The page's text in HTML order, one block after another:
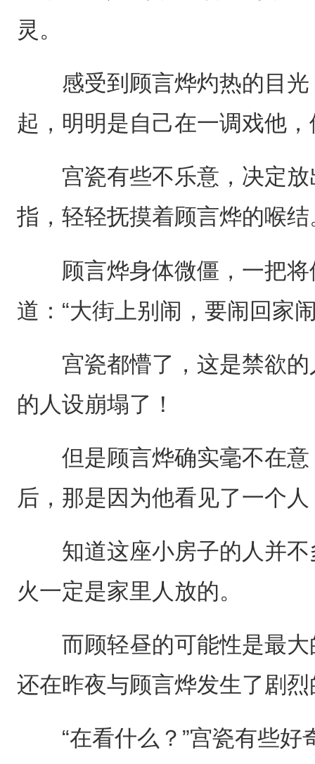
灵。
感受到顾言烨灼热的目光
起，明明是自己在一调戏他
宫瓷有些不乐意，决定放
指，轻轻抚摸着顾言烨的喉结
顾言烨身体微僵，一把将
道：“大街上别闹，要闹回家
宫瓷都懵了，这是禁欲的
的人设崩塌了！
但是顾言烨确实毫不在意
后，那是因为他看见了一个
知道这座小房子的人并不
火一定是家里人放的。
而顾轻昼的可能性是最大
还在昨夜与顾言烨发生了剧
“在看什么？”宫瓷有些好